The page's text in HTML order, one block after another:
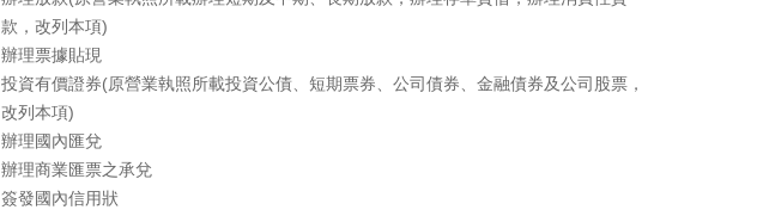
款，改列本項)
辦理票據貼現
投資有價證券(原營業執照所載投資公債、短期票券、公司債券、金融債券及公司股票，
改列本項)
辦理國內匯兌
辦理商業匯票之承兌
簽發國內信用狀